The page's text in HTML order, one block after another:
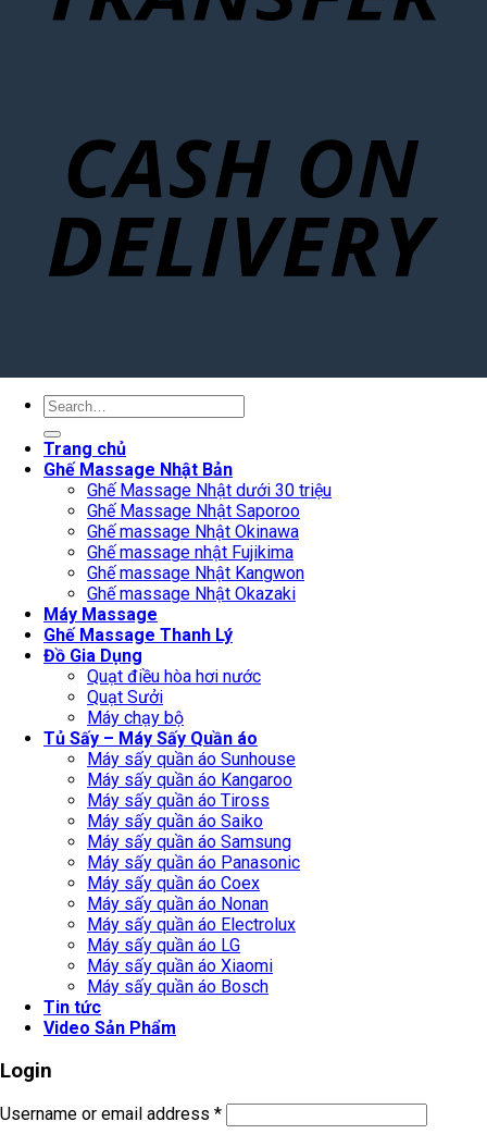
Search
Trang chủ
Ghế Massage Nhật Bản
Ghế Massage Nhật dưới 30 triệu
Ghế Massage Nhật Saporoo
Ghế massage Nhật Okinawa
Ghế massage nhật Fujikima
Ghế massage Nhật Kangwon
Ghế massage Nhật Okazaki
Máy Massage
Ghế Massage Thanh Lý
Đồ Gia Dụng
Quạt điều hòa hơi nước
Quạt Sưởi
Máy chạy bộ
Tủ Sấy – Máy Sấy Quần áo
Máy sấy quần áo Sunhouse
Máy sấy quần áo Kangaroo
Máy sấy quần áo Tiross
Máy sấy quần áo Saiko
Máy sấy quần áo Samsung
Máy sấy quần áo Panasonic
Máy sấy quần áo Coex
Máy sấy quần áo Nonan
Máy sấy quần áo Electrolux
Máy sấy quần áo LG
Máy sấy quần áo Xiaomi
Máy sấy quần áo Bosch
Tin tức
Video Sản Phẩm
Login
Username or email address *